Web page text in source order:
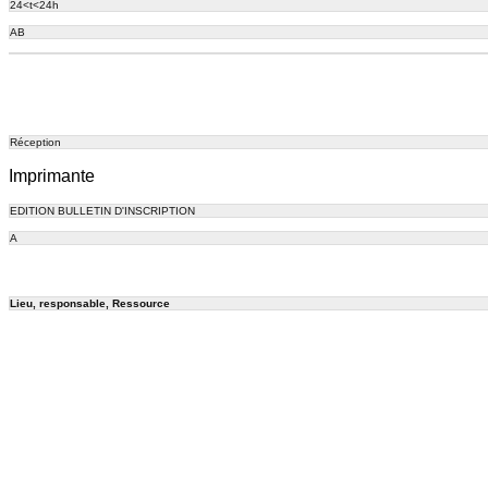
24<t<24h
AB
Réception
Imprimante
EDITION BULLETIN D'INSCRIPTION
A
Lieu, responsable, Ressource